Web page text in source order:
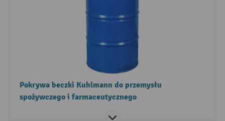
Pokrywa beczki Kuhlmann do przemysłu
spożywczego i farmaceutycznego